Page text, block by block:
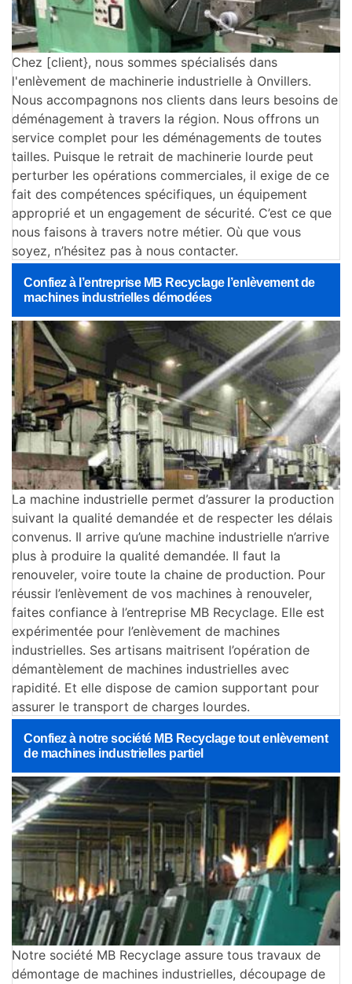
Chez [client}, nous sommes spécialisés dans
l'enlèvement de machinerie industrielle à Onvillers.
Nous accompagnons nos clients dans leurs besoins de
déménagement à travers la région. Nous offrons un
service complet pour les déménagements de toutes
tailles. Puisque le retrait de machinerie lourde peut
perturber les opérations commerciales, il exige de ce
fait des compétences spécifiques, un équipement
approprié et un engagement de sécurité. C’est ce que
nous faisons à travers notre métier. Où que vous
soyez, n’hésitez pas à nous contacter.
Confiez à l’entreprise MB Recyclage l’enlèvement de
machines industrielles démodées
La machine industrielle permet d’assurer la production
suivant la qualité demandée et de respecter les délais
convenus. Il arrive qu’une machine industrielle n’arrive
plus à produire la qualité demandée. Il faut la
renouveler, voire toute la chaine de production. Pour
réussir l’enlèvement de vos machines à renouveler,
faites confiance à l’entreprise MB Recyclage. Elle est
expérimentée pour l’enlèvement de machines
industrielles. Ses artisans maitrisent l’opération de
démantèlement de machines industrielles avec
rapidité. Et elle dispose de camion supportant pour
assurer le transport de charges lourdes.
Confiez à notre société MB Recyclage tout enlèvement
de machines industrielles partiel
Notre société MB Recyclage assure tous travaux de
démontage de machines industrielles, découpage de